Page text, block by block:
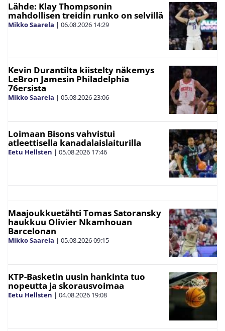
Lähde: Klay Thompsonin
mahdollisen treidin runko on selvillä
Mikko Saarela | 06.08.2026 14:29
Kevin Durantilta kiistelty näkemys
LeBron Jamesin Philadelphia
76ersista
Mikko Saarela | 05.08.202623:06
Loimaan Bisons vahvistui
atleettisella kanadalaislaiturilla
Eetu Hellsten | 05.08.2026 17:46
Maajoukkuetähti Tomas Satoransky
haukkuu Olivier Nkamhouan
Barcelonan
Mikko Saarela | 05.08.202609:15
KTP-Basketin uusin hankinta tuo
nopeutta ja skorausvoimaa
Eetu Hellsten | 04.08.2026 19:08